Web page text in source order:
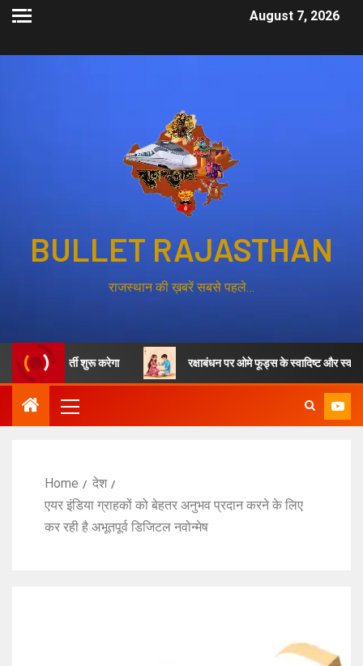
August 7, 2026
BULLET RAJASTHAN
राजस्थान की ख़बरें सबसे पहले…
की भर्ती शुरू करेगा रक्षाबंधन पर ओमे फूड्स के स्वादिष्ट और
Home
देश
एयर इंडिया ग्राहकों को बेहतर अनुभव प्रदान करने के लिए
कर रही है अभूतपूर्व डिजिटल नवोन्मेष